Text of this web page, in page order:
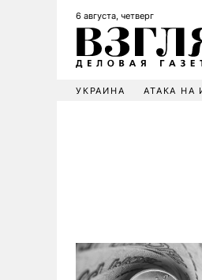
6 августа, четверг
УКРАИНА АТАКА НА